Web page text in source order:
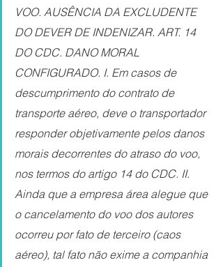
VOO. AUSÊNCIA DA EXCLUDENTE
DO DEVER DE INDENIZAR. ART. 14
DO CDC. DANO MORAL
CONFIGURADO. I. Em casos de
descumprimento do contrato de
transporte aéreo, deve o transportador
responder objetivamente pelos danos
morais decorrentes do atraso do voo,
nos termos do artigo 14 do CDC. II.
Ainda que a empresa área alegue que
o cancelamento do voo dos autores
ocorreu por fato de terceiro (caos
aéreo), tal fato não exime a companhia